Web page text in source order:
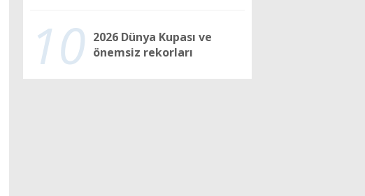
10 2026 Dünya Kupası ve
önemsiz rekorları